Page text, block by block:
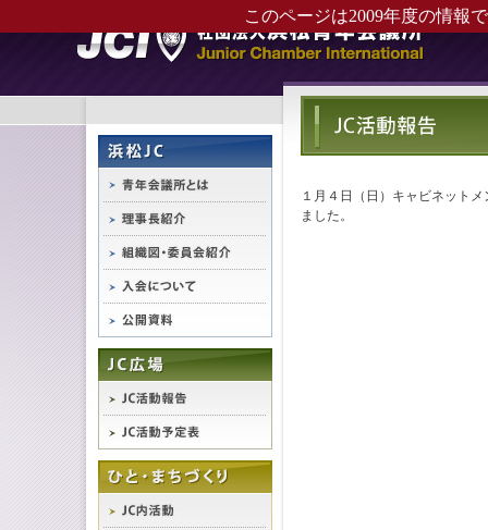
１月４日（日）キャビネット
ました。
このページは2009年度の情報